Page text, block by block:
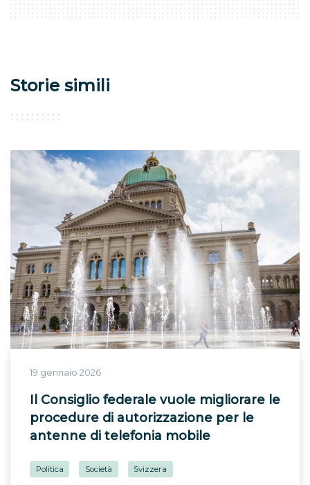
Storie simili
19 gennaio 2026
Il Consiglio federale vuole migliorare le
procedure di autorizzazione per le
antenne di telefonia mobile
Politica Società Svizzera